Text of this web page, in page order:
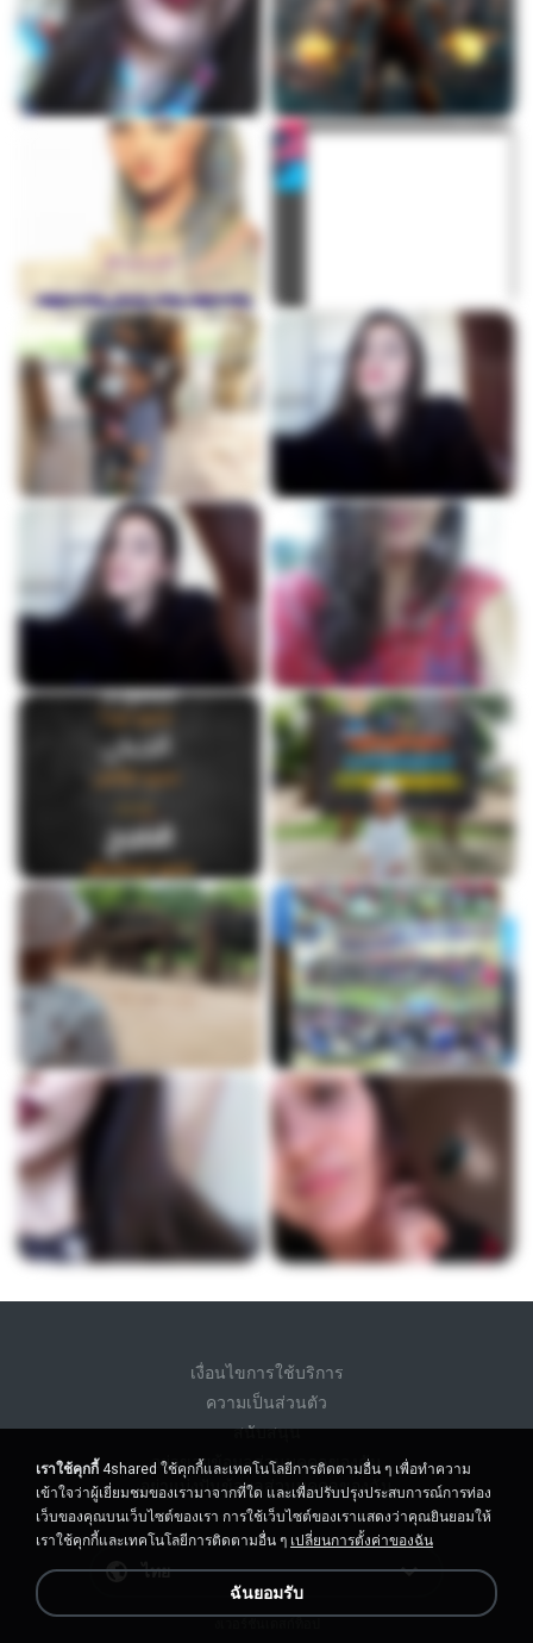
เงื่อนไขการใช้บริการ
ความเป็นส่วนตัว
สนับสนุน
อย่าขายข้อมูลส่วนบุคคลของฉัน
อย่าแบ่งปันข้อมูลส่วนบุคคลของฉัน
ไทย
เราใช้คุกกี้ 4shared ใช้คุกกี้และเทคโนโลยีการติดตามอื่น ๆ เพื่อทำความ
เข้าใจว่าผู้เยี่ยมชมของเรามาจากที่ใด และเพื่อปรับปรุงประสบการณ์การท่อง
เว็บของคุณบนเว็บไซต์ของเรา การใช้เว็บไซต์ของเราแสดงว่าคุณยินยอมให้
เราใช้คุกกี้และเทคโนโลยีการติดตามอื่น ๆ เปลี่ยนการตั้งค่าของฉัน
ฉันยอมรับ